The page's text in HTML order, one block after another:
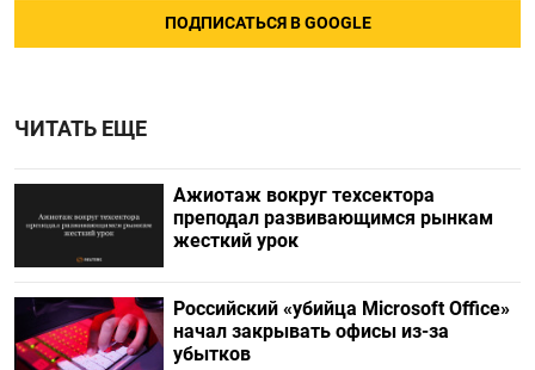
ПОДПИСАТЬСЯ В GOOGLE
ЧИТАТЬ ЕЩЕ
Ажиотаж вокруг техсектора
преподал развивающимся рынкам
жесткий урок
Российский «убийца Microsoft Office»
начал закрывать офисы из-за
убытков